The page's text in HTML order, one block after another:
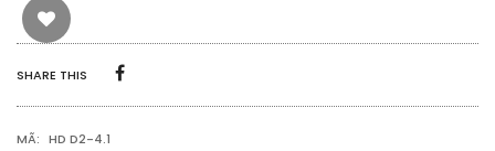
ĐỎ
DÀI
RỘNG
5CM
SHARE THIS
MÃ: HD D2-4.1